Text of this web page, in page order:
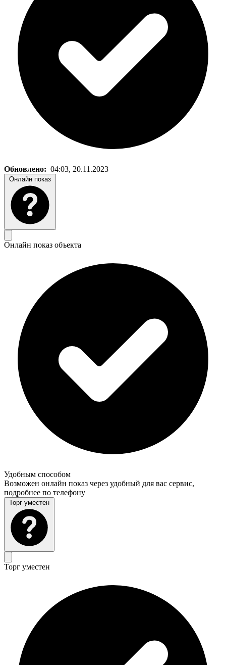
Обновлено: 04:03, 20.11.2023
Онлайн показ
Онлайн показ объекта
Удобным способом
Возможен онлайн показ через удобный для вас сервис,
подробнее по телефону
Торг уместен
Торг уместен